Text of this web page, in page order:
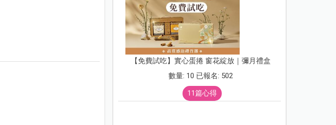
【免費試吃】實心蛋捲 窗花綻放｜彌月禮盒
數量: 10 已報名: 502
11篇心得